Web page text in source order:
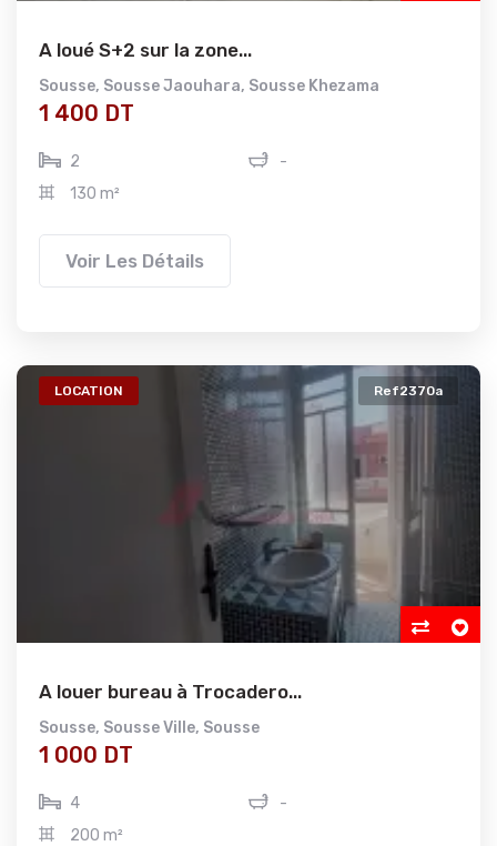
A loué S+2 sur la zone...
Sousse, Sousse Jaouhara, Sousse Khezama
1 400 DT
2
-
130 m²
Voir Les Détails
LOCATION Ref2370a
A louer bureau à Trocadero...
Sousse, Sousse Ville, Sousse
1 000 DT
4
-
200 m²